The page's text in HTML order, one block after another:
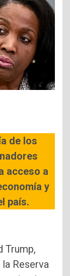
de los
acceso a
y
país.
Trump,
Reserva